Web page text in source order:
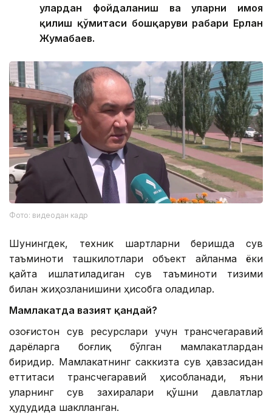
улардан фойдаланиш ва уларни ҳимоя
қилиш қўмитаси бошқаруви раҳбари Ерлан
Жумабаев.
Фото: видеодан кадр
Шунингдек, техник шартларни беришда сув
таъминоти ташкилотлари объект айланма ёки
қайта ишлатиладиган сув таъминоти тизими
билан жиҳозланишини ҳисобга оладилар.
Мамлакатда вазият қандай?
Қозоғистон сув ресурслари учун трансчегаравий
дарёларга боғлиқ бўлган мамлакатлардан
биридир. Мамлакатнинг саккизта сув ҳавзасидан
еттитаси трансчегаравий ҳисобланади, яъни
уларнинг сув захиралари қўшни давлатлар
ҳудудида шаклланган.